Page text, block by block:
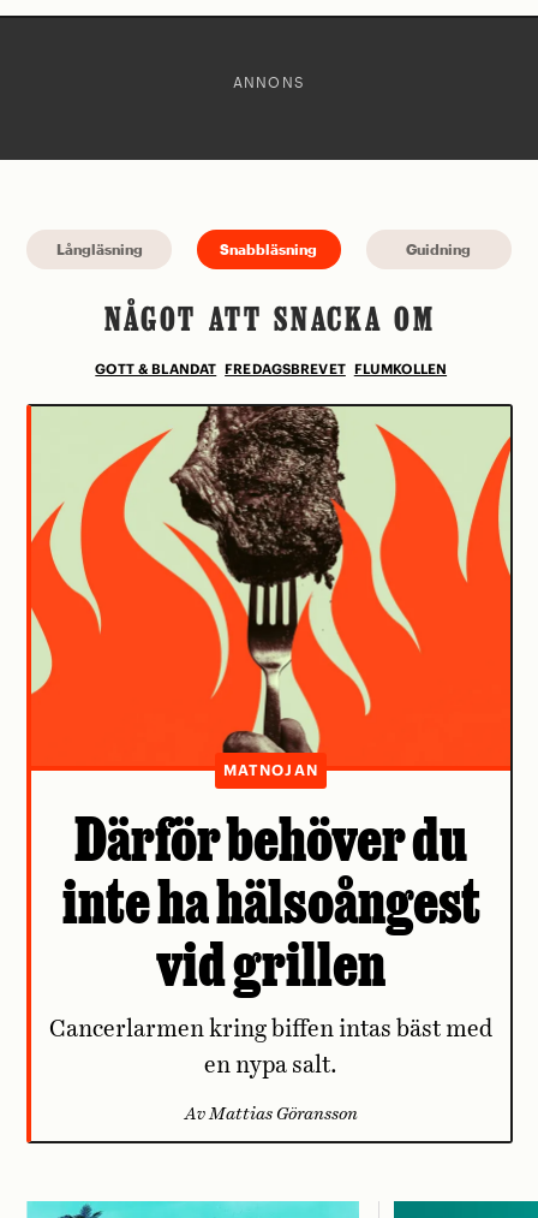
ANNONS
Långläsning Snabbläsning Guidning
NÅGOT ATT SNACKA OM
GOTT & BLANDAT FREDAGSBREVET FLUMKOLLEN
MATNOJAN
Därför behöver du
inte ha hälsoångest
vid grillen
Cancerlarmen kring biffen intas bäst med
en nypa salt.
Av Mattias Göransson